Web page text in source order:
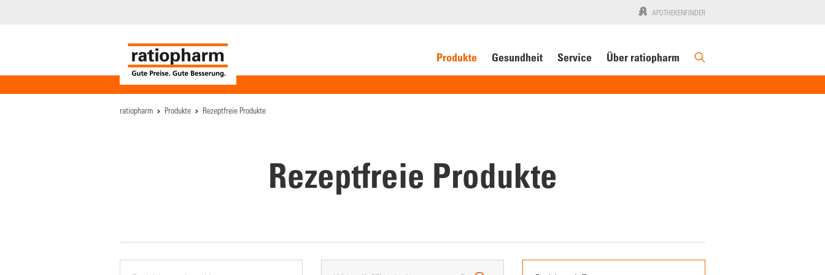
APOTHEKENFINDER
Produkte Gesundheit Service Über ratiopharm
ratiopharm Produkte Rezeptfreie Produkte
Rezeptfreie Produkte